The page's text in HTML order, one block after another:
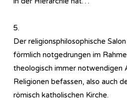
5.
Der religionsphilosophische
förmlich notgedrungen im
theologisch immer notwendigen
Religionen befassen, also auch
römisch katholischen Kirche.